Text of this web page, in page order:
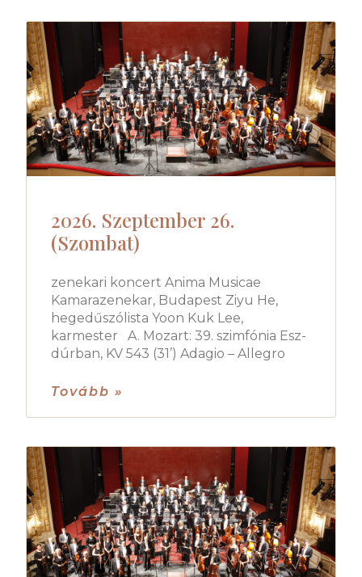
2026. Szeptember 26.
(Szombat)
zenekari koncert Anima Musicae
Kamarazenekar, Budapest Ziyu He,
hegedűszólista Yoon Kuk Lee,
karmester A. Mozart: 39. szimfónia Esz-
dúrban, KV 543 (31’) Adagio – Allegro
Tovább »